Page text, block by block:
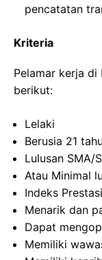
pencatatan
Kriteria
Pelamar kerja di
berikut:
Lelaki
Berusia 21
Lulusan SMA/
Atau Minimal
Indeks
Menarik dan
Dapat
Memiliki